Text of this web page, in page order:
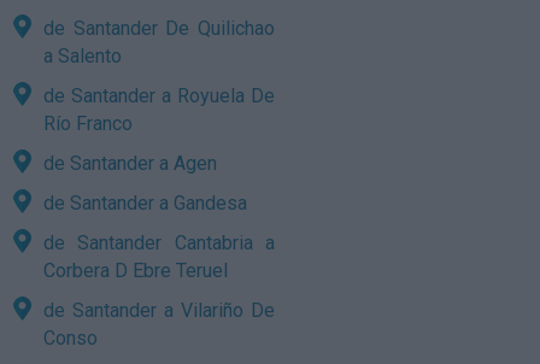
de Santander De Quilichao
a Salento
de Santander a Royuela De
Río Franco
de Santander a Agen
de Santander a Gandesa
de Santander Cantabria a
Corbera D Ebre Teruel
de Santander a Vilariño De
Conso